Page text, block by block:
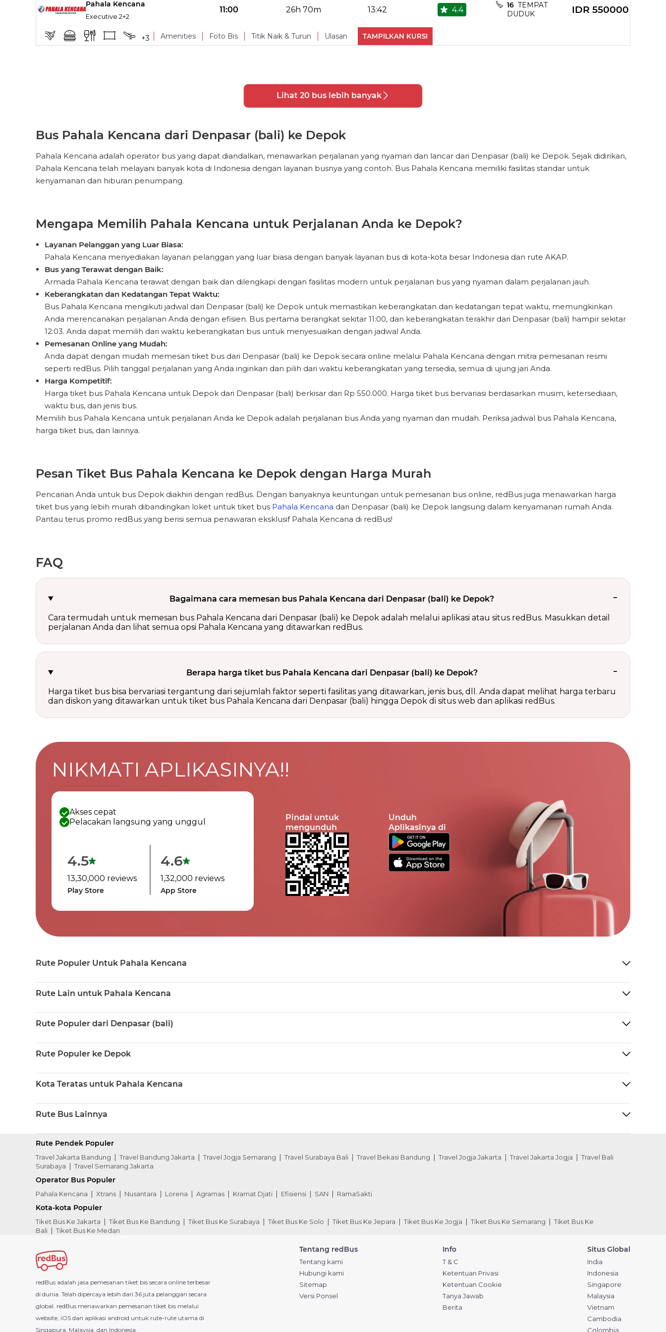
Reclining seat Toilet Reading Light Charging Point
PHOTOS
TITIK NAIK No Reviews Available
Pahala Kencana
Executive 2+2
11:00 26h 70m 13:42 4.4 16 TEMPAT
DUDUK
IDR 550000
+3 Amenities Foto Bis Titik Naik & Turun Ulasan TAMPILKAN KURSI
Toilet Reading Light
Lihat 20 bus lebih banyak
Bus Pahala Kencana dari Denpasar (bali) ke Depok
Pahala Kencana adalah operator bus yang dapat diandalkan, menawarkan perjalanan yang nyaman dan lancar dari Denpasar (bali) ke Depok. Sejak didirikan,
Pahala Kencana telah melayani banyak kota di Indonesia dengan layanan busnya yang contoh. Bus Pahala Kencana memiliki fasilitas standar untuk
kenyamanan dan hiburan penumpang.
Mengapa Memilih Pahala Kencana untuk Perjalanan Anda ke Depok?
Layanan Pelanggan yang Luar Biasa:
Pahala Kencana menyediakan layanan pelanggan yang luar biasa dengan banyak layanan bus di kota-kota besar Indonesia dan rute AKAP.
Bus yang Terawat dengan Baik:
Armada Pahala Kencana terawat dengan baik dan dilengkapi dengan fasilitas modern untuk perjalanan bus yang nyaman dalam perjalanan jauh.
Keberangkatan dan Kedatangan Tepat Waktu:
Bus Pahala Kencana mengikuti jadwal dari Denpasar (bali) ke Depok untuk memastikan keberangkatan dan kedatangan tepat waktu, memungkinkan
Anda merencanakan perjalanan Anda dengan efisien. Bus pertama berangkat sekitar 11:00, dan keberangkatan terakhir dari Denpasar (bali) hampir sekitar
12:03. Anda dapat memilih dari waktu keberangkatan bus untuk menyesuaikan dengan jadwal Anda.
Pemesanan Online yang Mudah:
Anda dapat dengan mudah memesan tiket bus dari Denpasar (bali) ke Depok secara online melalui Pahala Kencana dengan mitra pemesanan resmi
seperti redBus. Pilih tanggal perjalanan yang Anda inginkan dan pilih dari waktu keberangkatan yang tersedia, semua di ujung jari Anda.
Harga Kompetitif:
Harga tiket bus Pahala Kencana untuk Depok dari Denpasar (bali) berkisar dari Rp 550.000. Harga tiket bus bervariasi berdasarkan musim, ketersediaan,
waktu bus, dan jenis bus.
Memilih bus Pahala Kencana untuk perjalanan Anda ke Depok adalah perjalanan bus Anda yang nyaman dan mudah. Periksa jadwal bus Pahala Kencana,
harga tiket bus, dan lainnya.
Pesan Tiket Bus Pahala Kencana ke Depok dengan Harga Murah
Pencarian Anda untuk bus Depok diakhiri dengan redBus. Dengan banyaknya keuntungan untuk pemesanan bus online, redBus juga menawarkan harga
tiket bus yang lebih murah dibandingkan loket untuk tiket bus Pahala Kencana dari Denpasar (bali) ke Depok langsung dalam kenyamanan rumah Anda.
Pantau terus promo redBus yang berisi semua penawaran eksklusif Pahala Kencana di redBus!
FAQ
Bagaimana cara memesan bus Pahala Kencana dari Denpasar (bali) ke Depok?
Cara termudah untuk memesan bus Pahala Kencana dari Denpasar (bali) ke Depok adalah melalui aplikasi atau situs redBus. Masukkan detail
perjalanan Anda dan lihat semua opsi Pahala Kencana yang ditawarkan redBus.
Berapa harga tiket bus Pahala Kencana dari Denpasar (bali) ke Depok?
Harga tiket bus bisa bervariasi tergantung dari sejumlah faktor seperti fasilitas yang ditawarkan, jenis bus, dll. Anda dapat melihat harga terbaru
dan diskon yang ditawarkan untuk tiket bus Pahala Kencana dari Denpasar (bali) hingga Depok di situs web dan aplikasi redBus.
NIKMATI APLIKASINYA!!
Akses cepat
Pelacakan langsung yang unggul
4.5
13,30,000 reviews
Play Store
4.6
1,32,000 reviews
App Store
Pindai untuk
mengunduh
Unduh
Aplikasinya di
Rute Populer Untuk Pahala Kencana
Rute Lain untuk Pahala Kencana
Rute Populer dari Denpasar (bali)
Rute Populer ke Depok
Kota Teratas untuk Pahala Kencana
Rute Bus Lainnya
Rute Pendek Populer
Travel Jakarta Bandung Travel Bandung Jakarta Travel Jogja Semarang Travel Surabaya Bali Travel Bekasi Bandung Travel Jogja Jakarta Travel Jakarta Jogja
Travel Bali
Surabaya
Travel Semarang Jakarta
Operator Bus Populer
Pahala Kencana Xtrans Nusantara Lorena Agramas Kramat Djati Efisiensi SAN RamaSakti
Kota-kota Populer
Tiket Bus Ke Jakarta Tiket Bus Ke Bandung Tiket Bus Ke Surabaya Tiket Bus Ke Solo Tiket Bus Ke Jepara Tiket Bus Ke Jogja Tiket Bus Ke Semarang
Tiket Bus Ke
Bali
Tiket Bus Ke Medan
redBus adalah jasa pemesanan tiket bis secara online terbesar
di dunia. Telah dipercaya lebih dari 36 juta pelanggan secara
global. redBus menawarkan pemesanan tiket bis melalui
website, iOS dan aplikasi android untuk rute-rute utama di
Singapura, Malaysia, dan Indonesia.
Tentang redBus
Tentang kami
Hubungi kami
Sitemap
Versi Ponsel
Info
T & C
Ketentuan Privasi
Ketentuan Cookie
Tanya Jawab
Berita
Situs Global
India
Indonesia
Singapore
Malaysia
Vietnam
Cambodia
Colombia